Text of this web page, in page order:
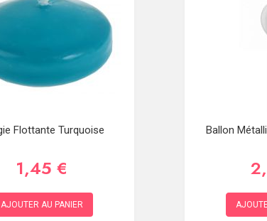
Flottante Turquoise
1,45 €
AJOUTER AU PANIER
Ballon